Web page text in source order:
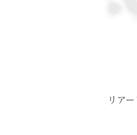
リア